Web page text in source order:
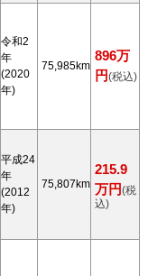
令和2
年
(2020
年)
75,985km
896万
円(税込)
平成24
年
(2012
年)
75,807km
215.9
万円(税
込)